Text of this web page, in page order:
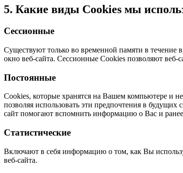
5. Какие виды Сookies мы
Сессионные
Существуют только во временной памяти в течение
окно веб-сайта. Сессионные Cookies позволяют
Постоянные
Сookies, которые хранятся на Вашем компьютере и
позволяя использовать эти предпочтения в
сайт помогают вспомнить информацию о Вас и
Статистические
Включают в себя информацию о том, как Вы
веб-сайта.